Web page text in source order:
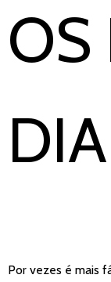
FEED RSS
INCORPORAR
OS
Por vezes é mais